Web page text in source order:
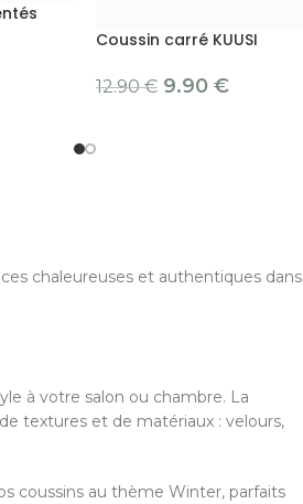
Coussin carré KUUSI
12.90€ 9.90 €
chaleureuses et authentiques dans
à votre salon ou chambre. La
textures et de matériaux : velours,
coussins au thème Winter, parfaits